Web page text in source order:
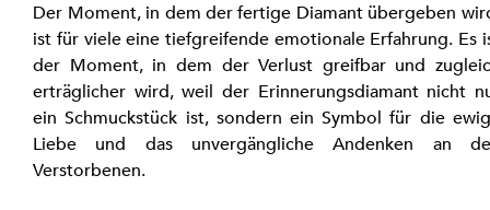
Der Moment, in dem der fertige Diamant übergeben
ist für viele eine tiefgreifende emotionale Erfahrung. Es
der Moment, in dem der Verlust greifbar und
erträglicher wird, weil der Erinnerungsdiamant nicht
ein Schmuckstück ist, sondern ein Symbol für die
Liebe und das unvergängliche Andenken an
Verstorbenen.